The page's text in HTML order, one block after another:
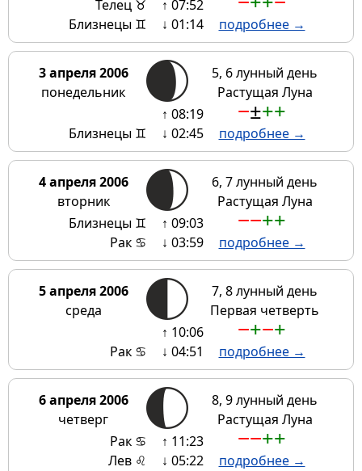
Телец ♉
Близнецы ♊
↑ 07:52
↓ 01:14
подробнее →
3 апреля 2006
понедельник
5, 6 лунный день
Растущая Луна
Близнецы ♊
↑ 08:19
↓ 02:45
−±++
подробнее →
4 апреля 2006
вторник
6, 7 лунный день
Растущая Луна
Близнецы ♊
Рак ♋
↑ 09:03
↓ 03:59
−−++
подробнее →
5 апреля 2006
среда
7, 8 лунный день
Первая четверть
Рак ♋
↑ 10:06
↓ 04:51
−+−+
подробнее →
6 апреля 2006
четверг
8, 9 лунный день
Растущая Луна
Рак ♋
Лев ♌
↑ 11:23
↓ 05:22
−−++
подробнее →